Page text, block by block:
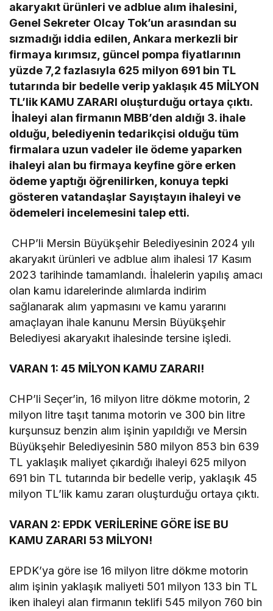
akaryakıt ürünleri ve adblue alım ihalesini,
Genel Sekreter Olcay Tok’un arasından su
sızmadığı iddia edilen, Ankara merkezli bir
firmaya kırımsız, güncel pompa fiyatlarının
yüzde 7,2 fazlasıyla 625 milyon 691 bin TL
tutarında bir bedelle verip yaklaşık 45 MİLYON
TL’lik KAMU ZARARI oluşturduğu ortaya çıktı.
İhaleyi alan firmanın MBB’den aldığı 3. ihale
olduğu, belediyenin tedarikçisi olduğu tüm
firmalara uzun vadeler ile ödeme yaparken
ihaleyi alan bu firmaya keyfine göre erken
ödeme yaptığı öğrenilirken, konuya tepki
gösteren vatandaşlar Sayıştayın ihaleyi ve
ödemeleri incelemesini talep etti.
CHP’li Mersin Büyükşehir Belediyesinin 2024 yılı
akaryakıt ürünleri ve adblue alım ihalesi 17 Kasım
2023 tarihinde tamamlandı. İhalelerin yapılış amacı
olan kamu idarelerinde alımlarda indirim
sağlanarak alım yapmasını ve kamu yararını
amaçlayan ihale kanunu Mersin Büyükşehir
Belediyesi akaryakıt ihalesinde tersine işledi.
VARAN 1: 45 MİLYON KAMU ZARARI!
CHP’li Seçer’in, 16 milyon litre dökme motorin, 2
milyon litre taşıt tanıma motorin ve 300 bin litre
kurşunsuz benzin alım işinin yapıldığı ve Mersin
Büyükşehir Belediyesinin 580 milyon 853 bin 639
TL yaklaşık maliyet çıkardığı ihaleyi 625 milyon
691 bin TL tutarında bir bedelle verip, yaklaşık 45
milyon TL’lik kamu zararı oluşturduğu ortaya çıktı.
VARAN 2: EPDK VERİLERİNE GÖRE İSE BU
KAMU ZARARI 53 MİLYON!
EPDK’ya göre ise 16 milyon litre dökme motorin
alım işinin yaklaşık maliyeti 501 milyon 133 bin TL
iken ihaleyi alan firmanın teklifi 545 milyon 760 bin